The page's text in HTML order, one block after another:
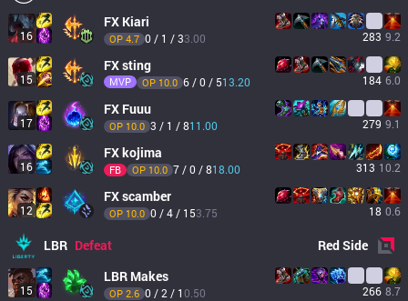
16
FX Kiari
OP 4.7 0 / 1 / 33.00 283 9.2
15
FXsting
MVP OP 10.0 6 / 0 / 513.20 184 6.0
17
FX Fuuu
OP 10.0 3 / 1 / 811.00 279 9.1
16
FXkojima
FB OP 10.0 7 / 0 / 818.00 313 10.2
12
FXscamber
OP 10.0 0 / 4 / 153.75 18 0.6
LBR Defeat RedSide
15
LBR Makes
OP 2.6 0 / 2 / 10.50 266 8.7